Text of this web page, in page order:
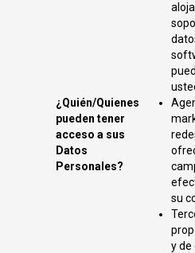
¿Quién/Quienes
pueden tener
acceso a sus
Datos
Personales?
su
y de